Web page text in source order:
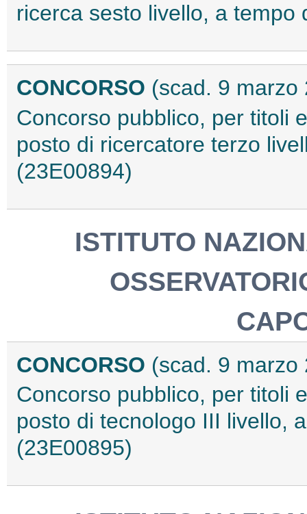
ricerca sesto livello, a
CONCORSO (scad. 9 marzo
Concorso pubblico, per titoli
posto di ricercatore terzo
(23E00894)
ISTITUTO
CONCORSO (scad. 9 marzo
Concorso pubblico, per titoli
posto di tecnologo III livello,
(23E00895)